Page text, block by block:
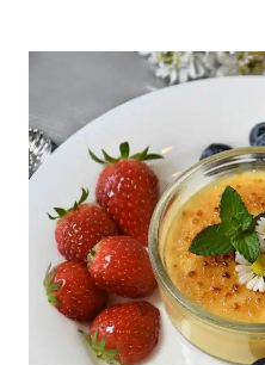
DE
(GÂTEAU
DES
TROIS
ROIS)